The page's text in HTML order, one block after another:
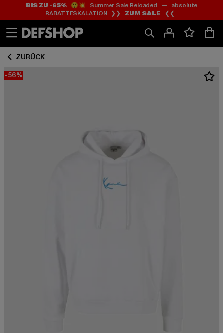
Zum
Inhalt
springen
Zum
Fußzeile
springen
BIS ZU -65%😲💥 Summer Sale Reloaded — absolute
RABATTESKALATION ❯❯ ZUM SALE ❮❮
ZURÜCK
-56%